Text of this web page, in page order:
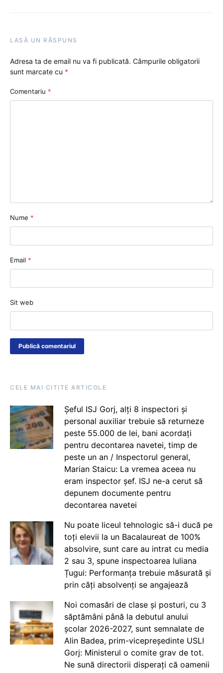
LASĂ UN RĂSPUNS
Adresa ta de email nu va fi publicată. Câmpurile obligatorii
sunt marcate cu *
Comentariu *
Nume *
Email *
Sit web
CELE MAI CITITE ARTICOLE
Șeful ISJ Gorj, alți 8 inspectori și
personal auxiliar trebuie să returneze
peste 55.000 de lei, bani acordați
pentru decontarea navetei, timp de
peste un an / Inspectorul general,
Marian Staicu: La vremea aceea nu
eram inspector șef. ISJ ne-a cerut să
depunem documente pentru
decontarea navetei
Nu poate liceul tehnologic să-i ducă pe
toți elevii la un Bacalaureat de 100%
absolvire, sunt care au intrat cu media
2 sau 3, spune inspectoarea Iuliana
Țugui: Performanța trebuie măsurată și
prin câți absolvenți se angajează
Noi comasări de clase și posturi, cu 3
săptămâni până la debutul anului
școlar 2026-2027, sunt semnalate de
Alin Badea, prim-vicepreședinte USLI
Gorj: Ministerul o comite grav de tot.
Ne sună directorii disperați că oamenii